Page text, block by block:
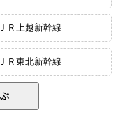
ＪＲ上越新幹線
ＪＲ東北新幹線